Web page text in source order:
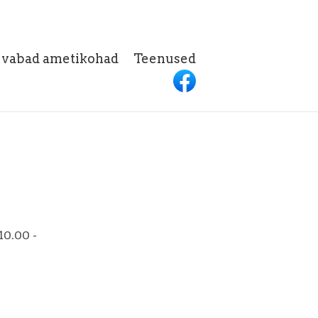
ametikohad Teenused
-